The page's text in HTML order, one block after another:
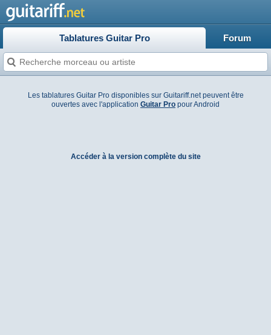
Tablatures Guitar Pro Forum
Les tablatures Guitar Pro disponibles sur Guitariff.net peuvent être
ouvertes avec l'application Guitar Pro pour Android
Accéder à la version complète du site